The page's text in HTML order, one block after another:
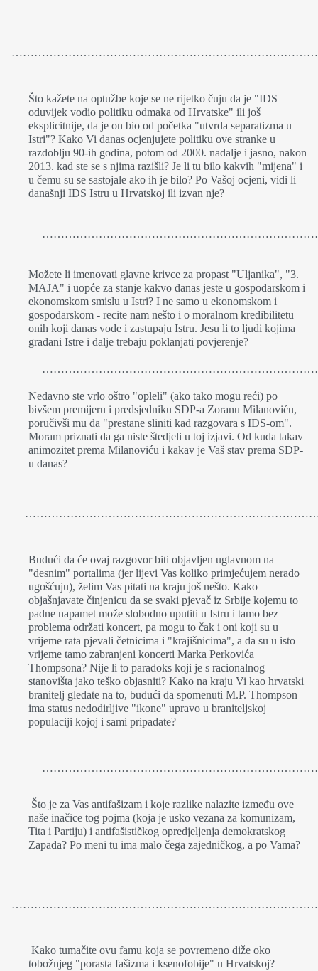
Što kažete na optužbe koje se ne rijetko čuju da je "IDS
oduvijek vodio politiku odmaka od Hrvatske" ili još
eksplicitnije, da je on bio od početka "utvrda separatizma u
Istri"? Kako Vi danas ocjenjujete politiku ove stranke u
razdoblju 90-ih godina, potom od 2000. nadalje i jasno, nakon
2013. kad ste se s njima razišli? Je li tu bilo kakvih "mijena" i
u čemu su se sastojale ako ih je bilo? Po Vašoj ocjeni, vidi li
današnji IDS Istru u Hrvatskoj ili izvan nje?
Možete li imenovati glavne krivce za propast "Uljanika", "3.
MAJA" i uopće za stanje kakvo danas jeste u gospodarskom i
ekonomskom smislu u Istri? I ne samo u ekonomskom i
gospodarskom - recite nam nešto i o moralnom kredibilitetu
onih koji danas vode i zastupaju Istru. Jesu li to ljudi kojima
građani Istre i dalje trebaju poklanjati povjerenje?
Nedavno ste vrlo oštro "opleli" (ako tako mogu reći) po
bivšem premijeru i predsjedniku SDP-a Zoranu Milanoviću,
poručivši mu da "prestane sliniti kad razgovara s IDS-om".
Moram priznati da ga niste štedjeli u toj izjavi. Od kuda takav
animozitet prema Milanoviću i kakav je Vaš stav prema SDP-
u danas?
Budući da će ovaj razgovor biti objavljen uglavnom na
"desnim" portalima (jer lijevi Vas koliko primjećujem nerado
ugošćuju), želim Vas pitati na kraju još nešto. Kako
objašnjavate činjenicu da se svaki pjevač iz Srbije kojemu to
padne napamet može slobodno uputiti u Istru i tamo bez
problema održati koncert, pa mogu to čak i oni koji su u
vrijeme rata pjevali četnicima i "krajišnicima", a da su u isto
vrijeme tamo zabranjeni koncerti Marka Perkovića
Thompsona? Nije li to paradoks koji je s racionalnog
stanovišta jako teško objasniti? Kako na kraju Vi kao hrvatski
branitelj gledate na to, budući da spomenuti M.P. Thompson
ima status nedodirljive "ikone" upravo u braniteljskoj
populaciji kojoj i sami pripadate?
Što je za Vas antifašizam i koje razlike nalazite između ove
naše inačice tog pojma (koja je usko vezana za komunizam,
Tita i Partiju) i antifašističkog opredjeljenja demokratskog
Zapada? Po meni tu ima malo čega zajedničkog, a po Vama?
Kako tumačite ovu famu koja se povremeno diže oko
tobožnjeg "porasta fašizma i ksenofobije" u Hrvatskoj?